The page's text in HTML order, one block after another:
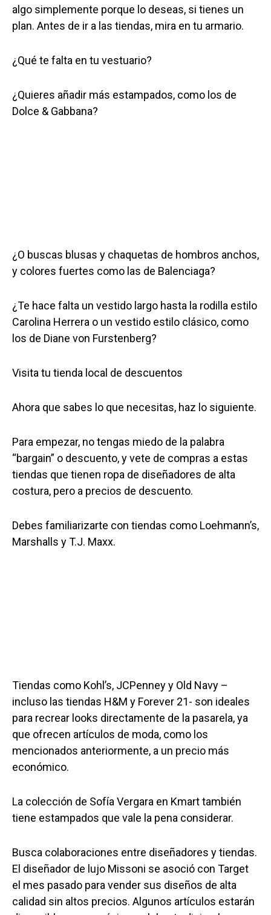
algo simplemente porque lo deseas, si tienes un
plan. Antes de ir a las tiendas, mira en tu armario.
¿Qué te falta en tu vestuario?
¿Quieres añadir más estampados, como los de
Dolce & Gabbana?
¿O buscas blusas y chaquetas de hombros anchos,
y colores fuertes como las de Balenciaga?
¿Te hace falta un vestido largo hasta la rodilla estilo
Carolina Herrera o un vestido estilo clásico, como
los de Diane von Furstenberg?
Visita tu tienda local de descuentos
Ahora que sabes lo que necesitas, haz lo siguiente.
Para empezar, no tengas miedo de la palabra
“bargain” o descuento, y vete de compras a estas
tiendas que tienen ropa de diseñadores de alta
costura, pero a precios de descuento.
Debes familiarizarte con tiendas como Loehmann’s,
Marshalls y T.J. Maxx.
Tiendas como Kohl’s, JCPenney y Old Navy –
incluso las tiendas H&M y Forever 21- son ideales
para recrear looks directamente de la pasarela, ya
que ofrecen artículos de moda, como los
mencionados anteriormente, a un precio más
económico.
La colección de Sofía Vergara en Kmart también
tiene estampados que vale la pena considerar.
Busca colaboraciones entre diseñadores y tiendas.
El diseñador de lujo Missoni se asoció con Target
el mes pasado para vender sus diseños de alta
calidad sin altos precios. Algunos artículos estarán